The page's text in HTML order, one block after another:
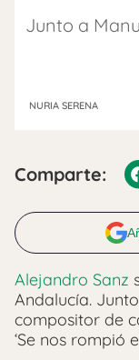
Junto a
NURIA SERENA
Comparte:
Alejandro Sanz
Andalucía.
compositor de
‘Se nos rompió